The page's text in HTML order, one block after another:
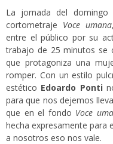
La jornada del
cortometraje Voce umana
entre el público por su
trabajo de 25 minutos se
que protagoniza una
romper. Con un estilo
estético Edoardo Ponti
para que nos dejemos
que en el fondo Voce
hecha expresamente para
a nosotros eso nos vale.